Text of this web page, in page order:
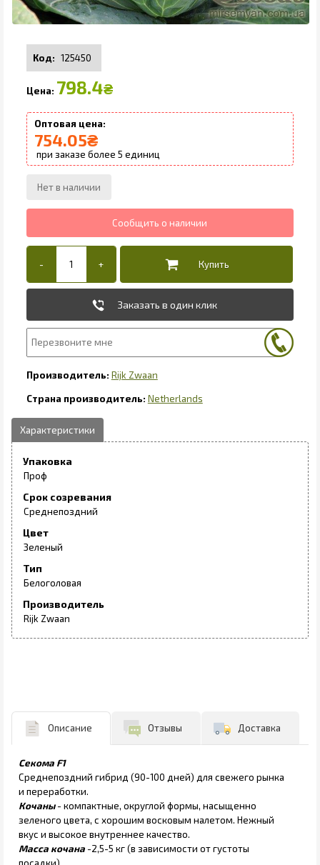
125450
798.4₴
754.05₴
5
Заказать в один клик
Rijk Zwaan
Netherlands
Упаковка
Проф
Срок созревания
Среднепоздний
Цвет
Зеленый
Тип
Белоголовая
Производитель
Rijk Zwaan
Описание Отзывы Доставка
Секома F1
Среднепоздний гибрид (90-100 дней) для свежего рынка
и переработки.
Кочаны- компактные, округлой формы, насыщенно
зеленого цвета, с хорошим восковым налетом. Нежный
вкус и высокое внутреннее качество.
Масса кочана -2,5-5 кг (в зависимости от густоты
посадки).